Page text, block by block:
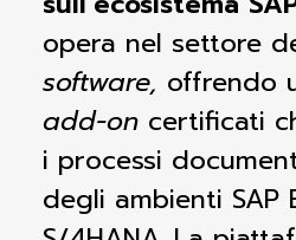
opera nel settore
software, offrendo
add-on certificati
i processi
degli ambienti SAP